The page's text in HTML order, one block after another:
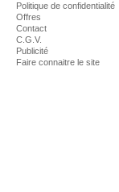
Politique de confidentialité
Offres
Contact
C.G.V.
Publicité
Faire connaitre le site